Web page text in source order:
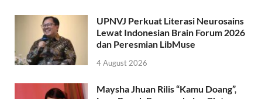
UPNVJ Perkuat Literasi Neurosains
Lewat Indonesian Brain Forum 2026
dan Peresmian LibMuse
4 August 2026
Maysha Jhuan Rilis “Kamu Doang”,